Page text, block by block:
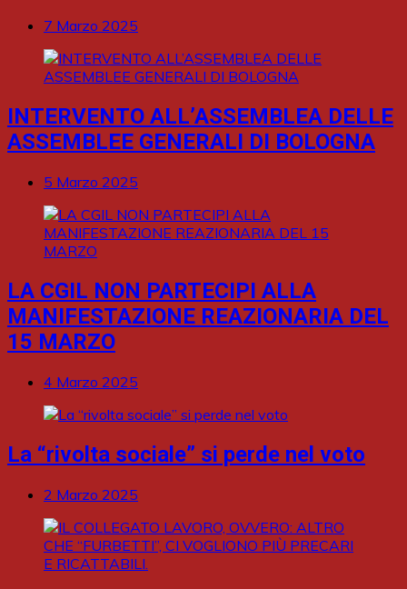
7 Marzo 2025
INTERVENTO ALL’ASSEMBLEA DELLE
ASSEMBLEE GENERALI DI BOLOGNA
5 Marzo 2025
LA CGIL NON PARTECIPI ALLA
MANIFESTAZIONE REAZIONARIA DEL
15 MARZO
4 Marzo 2025
La “rivolta sociale” si perde nel voto
2 Marzo 2025